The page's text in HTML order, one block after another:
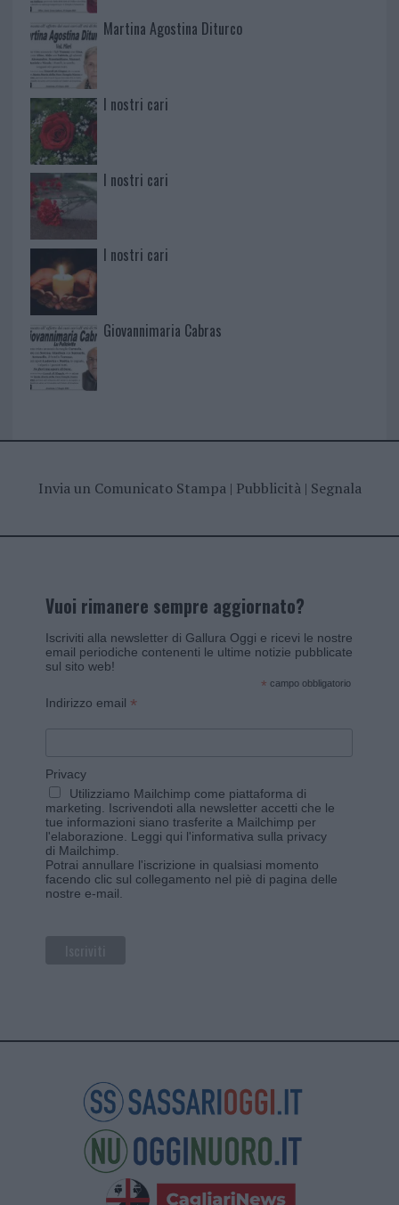
Martina Agostina Diturco
I nostri cari
I nostri cari
I nostri cari
Giovannimaria Cabras
Invia un Comunicato Stampa| Pubblicità| Segnala
Vuoi rimanere sempre aggiornato?
Iscriviti alla newsletter di Gallura Oggi e ricevi le nostre
email periodiche contenenti le ultime notizie pubblicate
sul sito web!
* campo obbligatorio
Indirizzo email *
Privacy
Utilizziamo Mailchimp come piattaforma di
marketing. Iscrivendoti alla newsletter accetti che le
tue informazioni siano trasferite a Mailchimp per
l'elaborazione. Leggi qui l'informativa sulla privacy
di Mailchimp
Potrai annullare l'iscrizione in qualsiasi momento
facendo clic sul collegamento nel piè di pagina delle
nostre e-mail.